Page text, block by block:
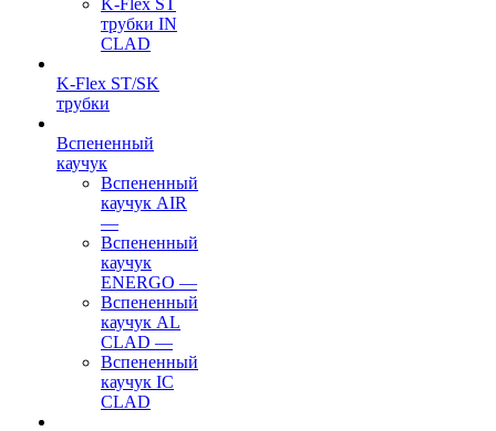
K-Flex ST
трубки IN
CLAD
K-Flex ST/SK
трубки
Вспененный
каучук
Вспененный
каучук AIR
—
Вспененный
каучук
ENERGO —
Вспененный
каучук AL
CLAD —
Вспененный
каучук IC
CLAD